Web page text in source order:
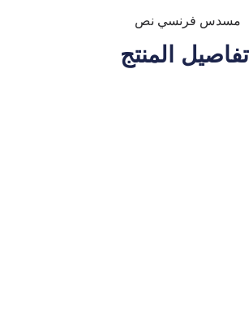
مسدس فرنسي نص
تفاصيل المنتج